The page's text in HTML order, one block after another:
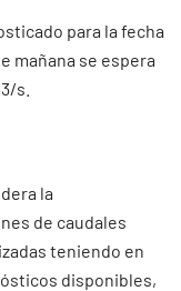
para la fecha
mañana se espera
s.
la
de caudales
teniendo en
disponibles,